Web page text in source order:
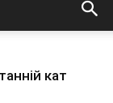
кат